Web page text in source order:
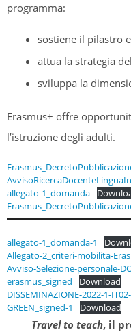
programma:
sostiene il pilastro
attua la strategia
sviluppa la
Erasmus+ offre
l’istruzione degli adulti.
allegato-1_domanda
allegato-1_domanda-1
Allegato-2_criteri-mobilita-
Avviso-Selezione-personale-
erasmus_signed
Download
DISSEMINAZIONE-2022-1-
GREEN_signed-1
Download
Travel to teach, il